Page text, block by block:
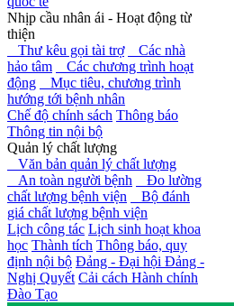
Nhịp cầu nhân ái - Hoạt động từ
thiện
Thư kêu gọi tài trợ
Các nhà
hảo tâm
Các chương trình hoạt
động
Mục tiêu, chương trình
hướng tới bệnh nhân
Chế độ chính sách Thông báo
Thông tin nội bộ
Quản lý chất lượng
Văn bản quản lý chất lượng
An toàn người bệnh
Đo lường
chất lượng bệnh viện
Bộ đánh
giá chất lượng bệnh viện
Lịch công tác Lịch sinh hoạt khoa
học Thành tích Thông báo, quy
định nội bộ Đảng - Đại hội Đảng -
Nghị Quyết Cải cách Hành chính
Đào Tạo